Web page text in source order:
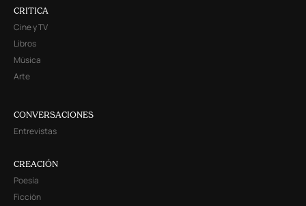
CRITICA
Cine y TV
Libros
Música
Arte
CONVERSACIONES
Entrevistas
CREACIÓN
Poesía
Ficción